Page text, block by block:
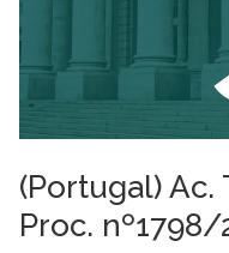
(Portugal) Ac.
Proc. nº1798/